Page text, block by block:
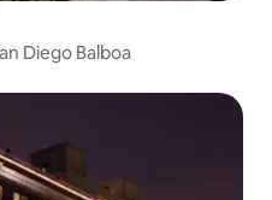
Diego Balboa